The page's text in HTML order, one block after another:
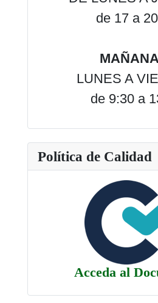
de 17 a
LUNES A
de 9:30 a
Política de Calidad
Acceda al